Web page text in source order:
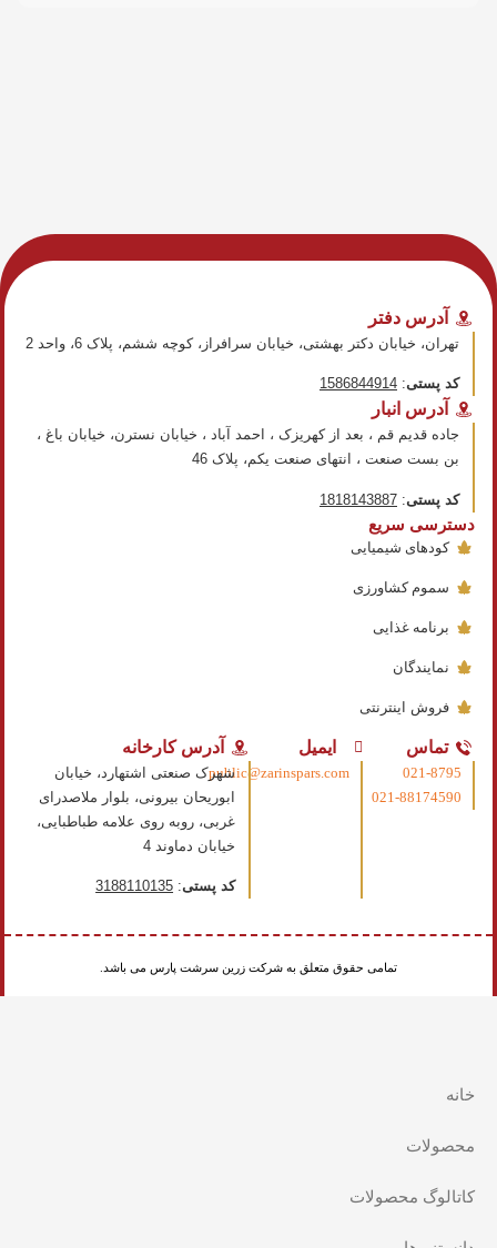
آدرس دفتر
تهران، خیابان دکتر بهشتی، خیابان سرافراز، کوچه ششم، پلاک 6، واحد 2
کد پستی:
1586844914
آدرس انبار
جاده قدیم قم ، بعد از کهریزک ، احمد آباد ، خیابان نسترن، خیابان باغ ،
بن بست صنعت ، انتهای صنعت​ یکم، پلاک 46
کد پستی:
1818143887
دسترسی سریع
کودهای شیمیایی
سموم کشاورزی
برنامه غذایی
نمایندگان
فروش اینترنتی
تماس
021-8795
021-88174590
ایمیل
public@zarinspars.com
آدرس کارخانه
شهرک صنعتی اشتهارد، خیابان
ابوریحان بیرونی، بلوار ملاصدرای
غربی، روبه روی علامه طباطبایی،
خیابان دماوند 4
کد پستی:
3188110135
تمامی حقوق متعلق به شرکت زرین سرشت پارس می باشد.
خانه
محصولات
کاتالوگ محصولات